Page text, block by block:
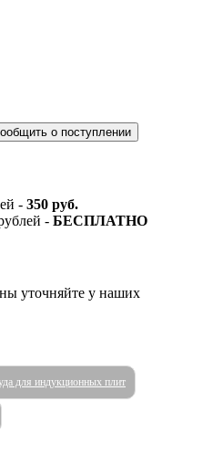
- 350 руб.
- БЕСПЛАТНО
уточняйте у наших
для индукционных плит